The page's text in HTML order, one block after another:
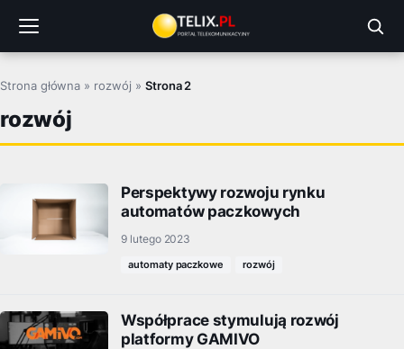
treści
Strona główna » rozwój » Strona 2
rozwój
Perspektywy rozwoju rynku
automatów paczkowych
9 lutego 2023
automaty paczkowe rozwój
Współprace stymulują rozwój
platformy GAMIVO